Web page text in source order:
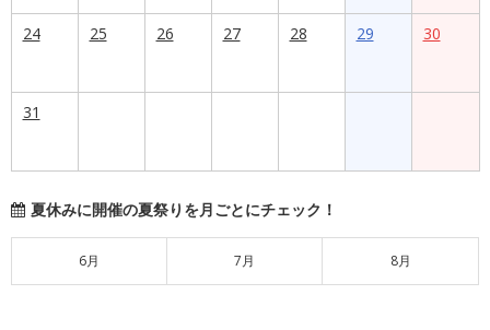
24 25 26 27 28 29 30
31
夏休みに開催の夏祭りを月ごとにチェック！
6月 7月 8月